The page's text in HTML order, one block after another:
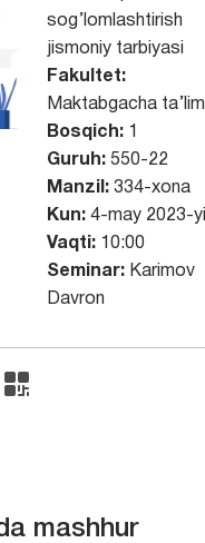
sog’lomlashtirish
jismoniy tarbiyasi
Fakultet:
Maktabgacha ta’lim
Bosqich:1
Guruh:550-22
Manzil:334-xona
Kun: 4-may 2023-yil
Vaqti:10:00
Seminar:Karimov
Davron
mashhur